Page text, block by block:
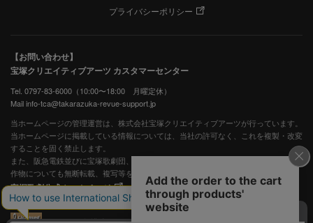
プライバシーポリシー
【お問い合わせ】
宝塚クリエイティブアーツ カスタマーセンター
Tel. 0797-83-6000（10:00〜18:00 月曜定休）
Mail info-tca@takarazuka-revue-support.jp
当ホームページの管理運営は、株式会社宝塚クリエイティブアーツが行っています。
当ホームページに掲載している情報については、当社の許可なく、これを複製・改変
することを固く禁止します。
また、阪急電鉄並びに宝塚歌劇団、宝塚クリエイティブアーツの出版物ほか写真等著
作物についても無断転載、複写等を禁じます。
宝塚歌劇公式ホームページ